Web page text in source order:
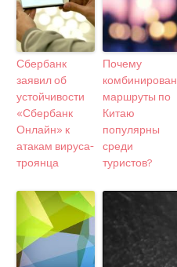
Сбербанк
заявил об
устойчивости
«Сбербанк
Онлайн» к
атакам вируса-
троянца
Почему
маршруты по
Китаю
популярны
среди
туристов?